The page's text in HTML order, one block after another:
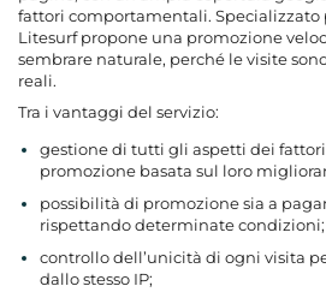
fattori comportamentali. Specializzato
Litesurf propone una promozione
sembrare naturale, perché le visite
reali.
Tra i vantaggi del servizio:
gestione di tutti gli aspetti dei
promozione basata sul loro
possibilità di promozione sia a
rispettando determinate condizioni;
controllo dell’unicità di ogni visita
dallo stesso IP;